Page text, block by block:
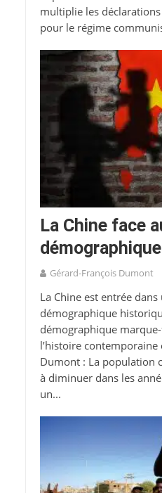
multiplie les
pour le régime
La Chine face
démographique
Gérard-François Dumont
La Chine est entrée
démographique
démographique
l’histoire contemporaine
Dumont : La population
à diminuer dans les
un...